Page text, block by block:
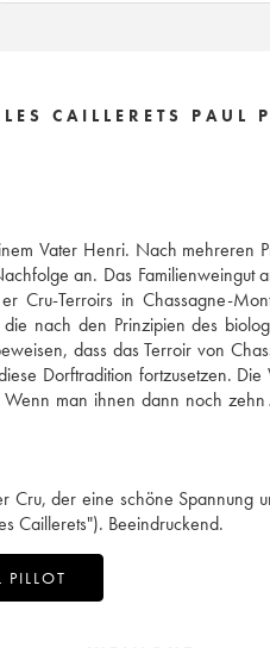
CAILLERETS PAUL
Vater Henri. Nach mehreren
an. Das Familienweingut
Cru-Terroirs in Chassagne-
nach den Prinzipien des
dass das Terroir von
Dorftradition fortzusetzen.
man ihnen dann noch
der eine schöne Spannung
Caillerets"). Beeindruckend.